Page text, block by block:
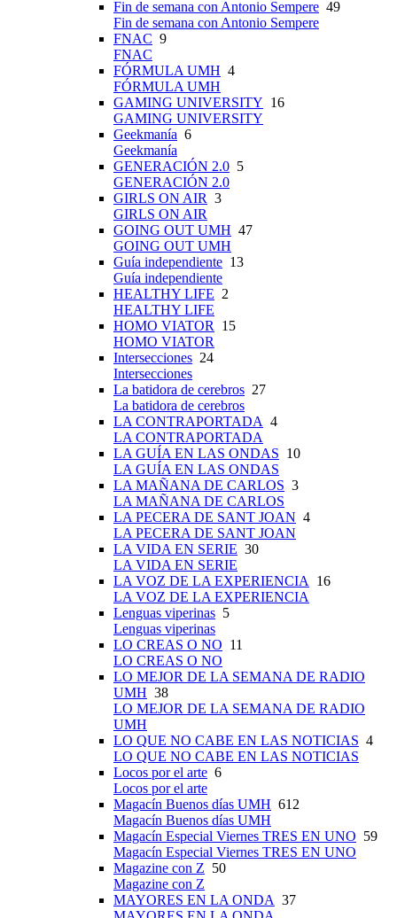
Fin de semana con Antonio Sempere 49
Fin de semana con Antonio Sempere
FNAC 9
FNAC
FÓRMULA UMH 4
FÓRMULA UMH
GAMING UNIVERSITY 16
GAMING UNIVERSITY
Geekmanía 6
Geekmanía
GENERACIÓN 2.0 5
GENERACIÓN 2.0
GIRLS ON AIR 3
GIRLS ON AIR
GOING OUT UMH 47
GOING OUT UMH
Guía independiente 13
Guía independiente
HEALTHY LIFE 2
HEALTHY LIFE
HOMO VIATOR 15
HOMO VIATOR
Intersecciones 24
Intersecciones
La batidora de cerebros 27
La batidora de cerebros
LA CONTRAPORTADA 4
LA CONTRAPORTADA
LA GUÍA EN LAS ONDAS 10
LA GUÍA EN LAS ONDAS
LA MAÑANA DE CARLOS 3
LA MAÑANA DE CARLOS
LA PECERA DE SANT JOAN 4
LA PECERA DE SANT JOAN
LA VIDA EN SERIE 30
LA VIDA EN SERIE
LA VOZ DE LA EXPERIENCIA 16
LA VOZ DE LA EXPERIENCIA
Lenguas viperinas 5
Lenguas viperinas
LO CREAS O NO 11
LO CREAS O NO
LO MEJOR DE LA SEMANA DE RADIO
UMH 38
LO MEJOR DE LA SEMANA DE RADIO
UMH
LO QUE NO CABE EN LAS NOTICIAS 4
LO QUE NO CABE EN LAS NOTICIAS
Locos por el arte 6
Locos por el arte
Magacín Buenos días UMH 612
Magacín Buenos días UMH
Magacín Especial Viernes TRES EN UNO 59
Magacín Especial Viernes TRES EN UNO
Magazine con Z 50
Magazine con Z
MAYORES EN LA ONDA 37